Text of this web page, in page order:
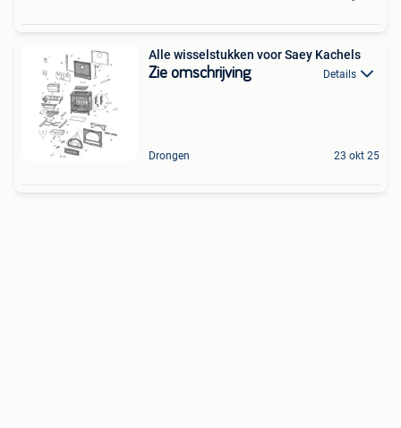
Alle wisselstukken voor Saey Kachels
Zie omschrijving Details
Drongen 23 okt 25